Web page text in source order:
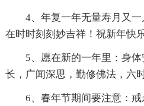
4、年复一年无量寿月又
在时时刻刻妙吉祥！祝新年快
5、愿在新的一年里：身
长，广闻深思，勤修佛法，六
6、春年节期间要注意：